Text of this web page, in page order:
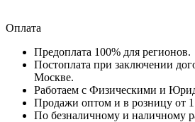
Оплата
Предоплата 100% для регионов.
Постоплата при заключении
Москве.
Работаем с Физическими и
Продажи оптом и в розницу от
По безналичному и наличному